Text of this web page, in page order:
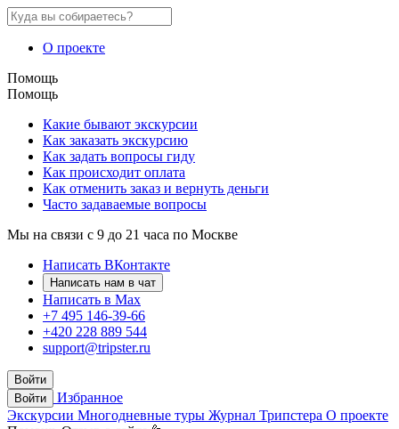
О проекте
Помощь
Помощь
Какие бывают экскурсии
Как заказать экскурсию
Как задать вопросы гиду
Как происходит оплата
Как отменить заказ и вернуть деньги
Часто задаваемые вопросы
Мы на связи с 9 до 21 часа по Москве
Написать ВКонтакте
Написать нам в чат
Написать в Max
+7 495 146-39-66
+420 228 889 544
support@tripster.ru
Войти
Войти
Избранное
Экскурсии Многодневные туры Журнал Трипстера О проекте